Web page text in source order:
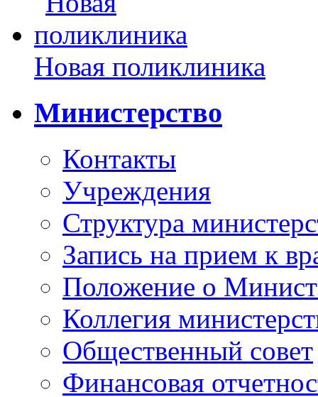
Новая поликлиника
Министерство
Контакты
Учреждения
Структура
Запись на прием к
Положение о
Коллегия
Общественный совет
Финансовая